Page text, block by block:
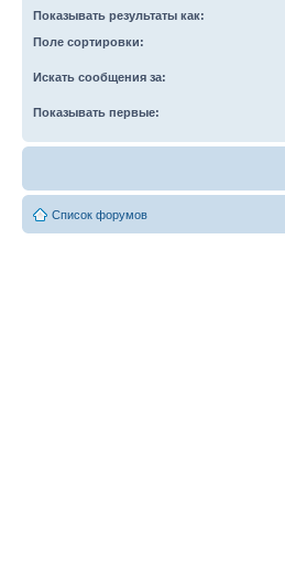
Показывать результаты как:
Поле сортировки:
Искать сообщения за:
Показывать первые:
Список форумов